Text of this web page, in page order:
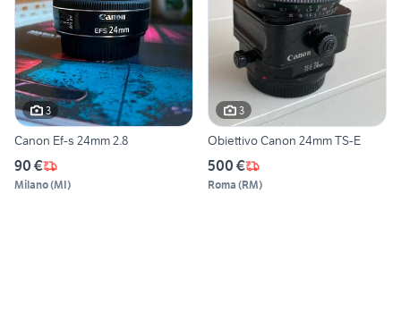
3
Canon Ef-s 24mm 2.8
90 €
Milano(MI)
3
Obiettivo Canon 24mm TS-E
500 €
Roma (RM)